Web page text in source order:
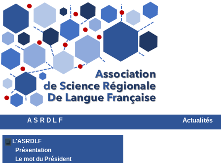
A S R D L F Actualités
L'ASRDLF
Présentation
Le mot du Président